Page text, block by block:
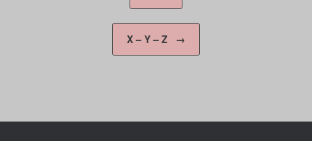
X – Y – Z →